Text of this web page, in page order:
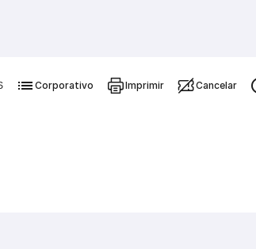
Corporativo Imprimir Cancelar